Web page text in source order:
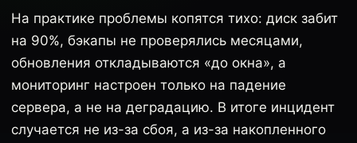
На практике проблемы копятся тихо: диск забит
на 90%, бэкапы не проверялись месяцами,
обновления откладываются «до окна», а
мониторинг настроен только на падение
сервера, а не на деградацию. В итоге инцидент
случается не из-за сбоя, а из-за накопленного